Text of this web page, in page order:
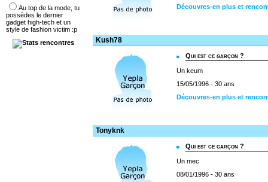
Découvres-en plus et
Kush78
Qui est ce garçon ?
Un keum
15/05/1996 - 30 ans
Découvres-en plus et
Tonyknk
Qui est ce garçon ?
Un mec
08/01/1996 - 30 ans
Au top de la mode, tu
possèdes le dernier
gadget high-tech et un
style de fashion victim :p